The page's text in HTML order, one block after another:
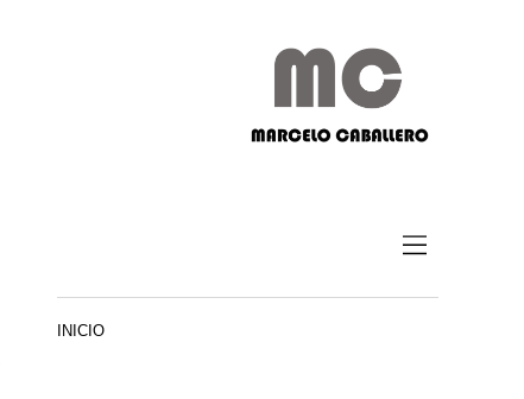
INICIO